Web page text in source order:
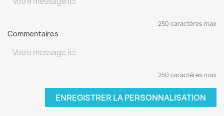
250 caractères max
Commentaires
250 caractères max
ENREGISTRER LA PERSONNALISATION